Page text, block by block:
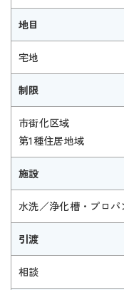
地目
宅地
制限
市街化区域
第1種住居地域
施設
水洗／浄化槽・プロパ
引渡
相談